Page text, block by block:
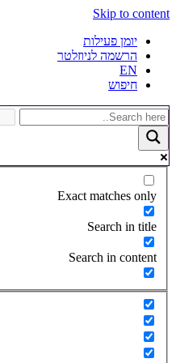
Skip to content
יומן פעילות
הרשמה לניוזלטר
EN
חיפוש
Exact matches only
Search in title
Search in content